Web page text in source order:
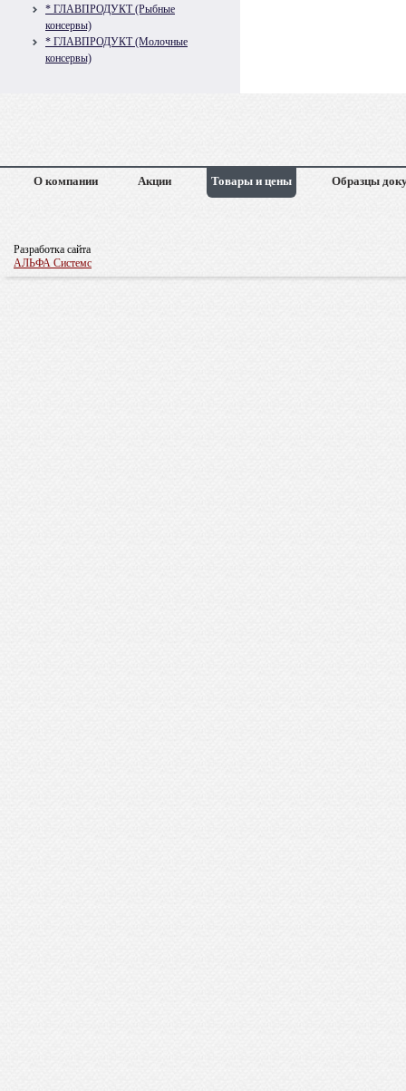
* ГЛАВПРОДУКТ (Рыбные
консервы)
* ГЛАВПРОДУКТ (Молочные
консервы)
О компании Акции Товары и цены Образцы
Разработка сайта
АЛЬФА Системс